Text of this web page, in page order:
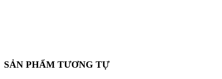
SẢN PHẨM TƯƠNG TỰ